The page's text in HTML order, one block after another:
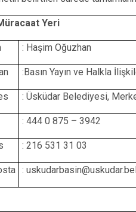
Yeri
: Haşim Oğuzhan
:Basın Yayın ve Halkla
: Üsküdar Belediyesi,
: 444 0 875 – 3942
: 216 531 31 03
: